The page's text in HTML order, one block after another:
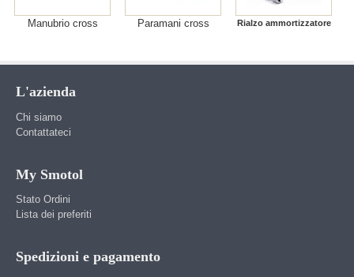
Manubrio cross Paramani cross Rialzo ammortizzatore
L'azienda
Chi siamo
Contattateci
My Smotol
Stato Ordini
Lista dei preferiti
Spedizioni e pagamento